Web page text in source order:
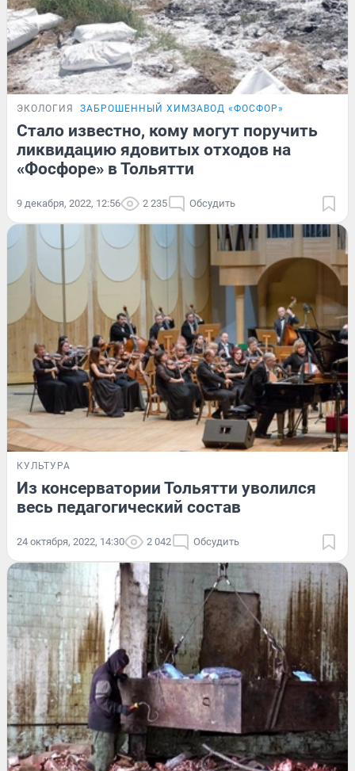
ЭКОЛОГИЯ ЗАБРОШЕННЫЙ ХИМЗАВОД «ФОСФОР»
Стало известно, кому могут поручить
ликвидацию ядовитых отходов на
«Фосфоре» в Тольятти
9 декабря, 2022, 12:56 2 235 Обсудить
КУЛЬТУРА
Из консерватории Тольятти уволился
весь педагогический состав
24 октября, 2022, 14:30 2 042 Обсудить